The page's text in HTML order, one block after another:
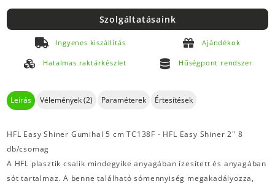
Szolgáltatásaink
Ingyenes kiszállítás Ajándékok
Hatalmas raktárkészlet Hűségpont rendszer
Leírás Vélemények (2) Paraméterek Értesítések
HFL Easy Shiner Gumihal 5 cm TC138F - HFL Easy Shiner 2" 8
db/csomag
A HFL plasztik csalik mindegyike anyagában ízesített és anyagában
sót tartalmaz. A benne található sómennyiség megakadályozza,